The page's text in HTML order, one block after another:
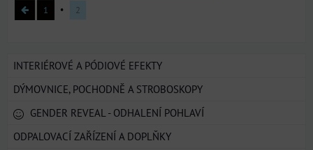
1 2
INTERIÉROVÉ A PÓDIOVÉ EFEKTY
DÝMOVNICE, POCHODNĚ A STROBOSKOPY
GENDER REVEAL - ODHALENÍ POHLAVÍ
ODPALOVACÍ ZAŘÍZENÍ A DOPLŇKY